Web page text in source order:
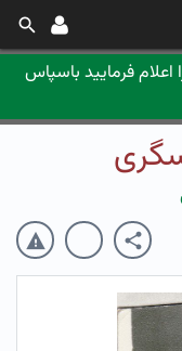
فرمایید باسپاس